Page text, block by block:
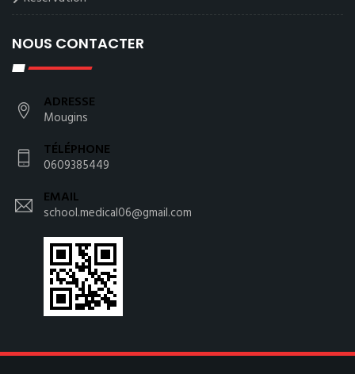
NOUS CONTACTER
ADRESSE
Mougins
TÉLÉPHONE
0609385449
EMAIL
school.medical06@gmail.com